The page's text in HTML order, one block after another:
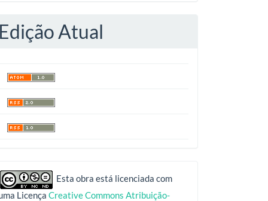
Edição Atual
indexadoresEsta obra está licenciada com
Licença Creative Commons Atribuição-